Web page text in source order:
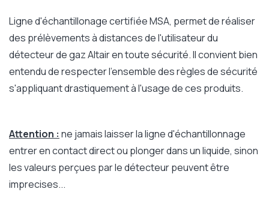
Ligne d'échantillonage certifiée MSA, permet de réaliser
des prélèvements à distances de l'utilisateur du
détecteur de gaz Altair en toute sécurité. Il convient bien
entendu de respecter l'ensemble des règles de sécurité
s'appliquant drastiquement à l'usage de ces produits.
Attention : ne jamais laisser la ligne d'échantillonnage
entrer en contact direct ou plonger dans un liquide, sinon
les valeurs perçues par le détecteur peuvent être
imprecises...